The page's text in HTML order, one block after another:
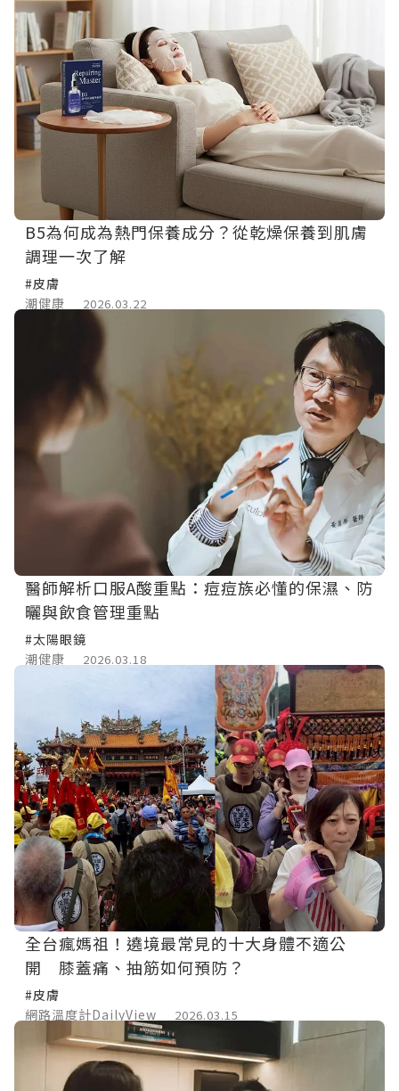
B5為何成為熱門保養成分？從乾燥保養到肌膚
調理一次了解
#皮膚
潮健康
2026.03.22
醫師解析口服A酸重點：痘痘族必懂的保濕、防
曬與飲食管理重點
#太陽眼鏡
潮健康
2026.03.18
全台瘋媽祖！遶境最常見的十大身體不適公
開 膝蓋痛、抽筋如何預防？
#皮膚
網路溫度計DailyView
2026.03.15